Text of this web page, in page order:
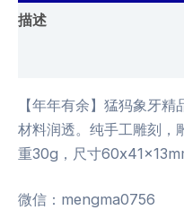
描述
【年年有余】猛犸象牙
材料润透。纯手工雕刻，
重30g，尺寸
微信：mengma0756